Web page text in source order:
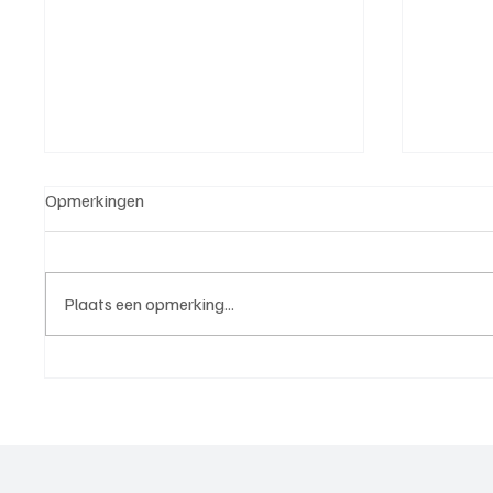
Opmerkingen
Plaats een opmerking...